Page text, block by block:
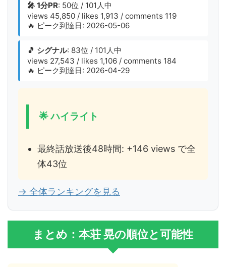
🎤 1分PR: 50位 / 101人中
views 45,850 / likes 1,913 / comments 119
🔥 ピーク到達日: 2026-05-06
🎵 シグナル: 83位 / 101人中
views 27,543 / likes 1,106 / comments 184
🔥 ピーク到達日: 2026-04-29
🌟 ハイライト
最終話放送後48時間: +146 views で全
体43位
→ 全体ランキングを見る
まとめ：本荘 晃の順位と可能性